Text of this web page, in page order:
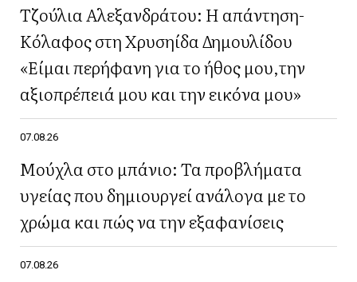
Τζούλια Αλεξανδράτου: Η απάντηση-
Κόλαφος στη Χρυσηίδα Δημουλίδου
«Είμαι περήφανη για το ήθος μου,την
αξιοπρέπειά μου και την εικόνα μου»
07.08.26
Μούχλα στο μπάνιο: Τα προβλήματα
υγείας που δημιουργεί ανάλογα με το
χρώμα και πώς να την εξαφανίσεις
07.08.26